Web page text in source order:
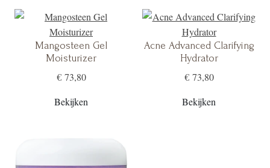
Mangosteen Gel
Moisturizer
€ 73,80
Bekijken
Acne Advanced Clarifying
Hydrator
€ 73,80
Bekijken